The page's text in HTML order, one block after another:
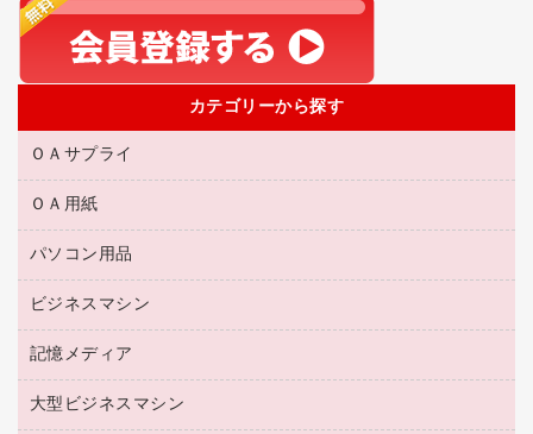
カテゴリーから探す
ＯＡサプライ
互換インクカートリッジ
リサイクルトナー（リターン方式）
リサイクルトナー（プール方式）
リサイクルインクカートリッジ
プリンタ用リボン
トナーカートリッジ
ＯＡ用紙
名刺用紙
帳票用紙／フォーム用紙
ワープロ用紙
ラベル用紙
プロッター用紙
パソコン用品
パソコン周辺機器
各種ケーブル
マウスパッド
マウス
ビジネスマシン
電話機
レーザープリンタ／複合機
メモリーカード
記憶メディア
ブルーレイディスク
大型ビジネスマシン